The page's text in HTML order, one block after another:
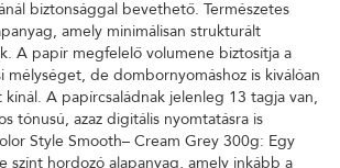
biztonsággal bevethető. Természetes
amely minimálisan strukturált
A papír megfelelő volumene biztosítja a
de dombornyomáshoz is kiválóan
kínál. A papírcsaládnak jelenleg 13 tagja van,
tónusú, azaz digitális nyomtatásra is
Style Smooth– Cream Grey 300g: Egy
színt hordozó alapanyag, amely inkább a